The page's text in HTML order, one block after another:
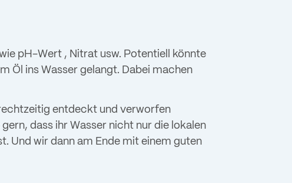
pH-Wert , Nitrat usw. Potentiell könnte
Öl ins Wasser gelangt. Dabei machen
entdeckt und verworfen
dass ihr Wasser nicht nur die lokalen
Und wir dann am Ende mit einem guten